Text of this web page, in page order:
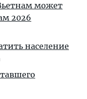
может
2026
население